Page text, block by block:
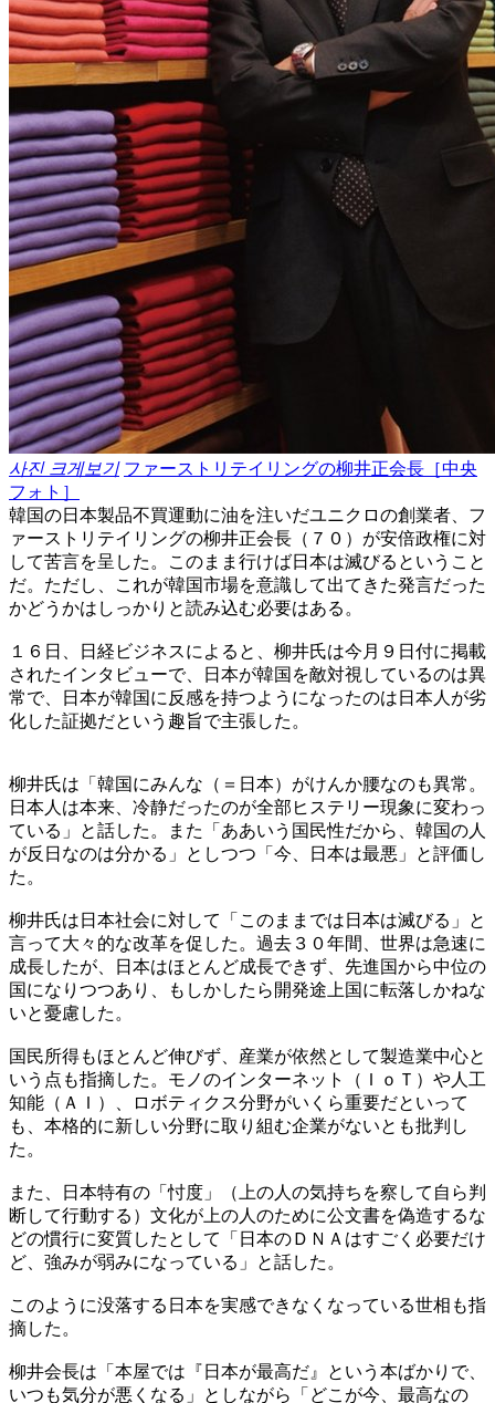
사진 크게보기 ファーストリテイリングの柳井正会長［中央
フォト］
韓国の日本製品不買運動に油を注いだユニクロの創業者、フ
ァーストリテイリングの柳井正会長（７０）が安倍政権に対
して苦言を呈した。このまま行けば日本は滅びるということ
だ。ただし、これが韓国市場を意識して出てきた発言だった
かどうかはしっかりと読み込む必要はある。
１６日、日経ビジネスによると、柳井氏は今月９日付に掲載
されたインタビューで、日本が韓国を敵対視しているのは異
常で、日本が韓国に反感を持つようになったのは日本人が劣
化した証拠だという趣旨で主張した。
柳井氏は「韓国にみんな（＝日本）がけんか腰なのも異常。
日本人は本来、冷静だったのが全部ヒステリー現象に変わっ
ている」と話した。また「ああいう国民性だから、韓国の人
が反日なのは分かる」としつつ「今、日本は最悪」と評価し
た。
柳井氏は日本社会に対して「このままでは日本は滅びる」と
言って大々的な改革を促した。過去３０年間、世界は急速に
成長したが、日本はほとんど成長できず、先進国から中位の
国になりつつあり、もしかしたら開発途上国に転落しかねな
いと憂慮した。
国民所得もほとんど伸びず、産業が依然として製造業中心と
いう点も指摘した。モノのインターネット（ＩｏＴ）や人工
知能（ＡＩ）、ロボティクス分野がいくら重要だといって
も、本格的に新しい分野に取り組む企業がないとも批判し
た。
また、日本特有の「忖度」（上の人の気持ちを察して自ら判
断して行動する）文化が上の人のために公文書を偽造するな
どの慣行に変質したとして「日本のＤＮＡはすごく必要だけ
ど、強みが弱みになっている」と話した。
このように没落する日本を実感できなくなっている世相も指
摘した。
柳井会長は「本屋では『日本が最高だ』という本ばかりで、
いつも気分が悪くなる」としながら「どこが今、最高なの